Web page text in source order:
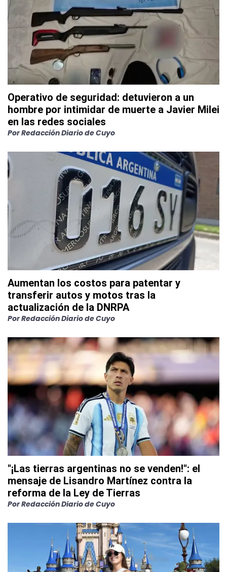
Operativo de seguridad: detuvieron a un
hombre por intimidar de muerte a Javier Milei
en las redes sociales
PorRedacción Diario de Cuyo
Aumentan los costos para patentar y
transferir autos y motos tras la
actualización de la DNRPA
PorRedacción Diario de Cuyo
"¡Las tierras argentinas no se venden!": el
mensaje de Lisandro Martínez contra la
reforma de la Ley de Tierras
PorRedacción Diario de Cuyo